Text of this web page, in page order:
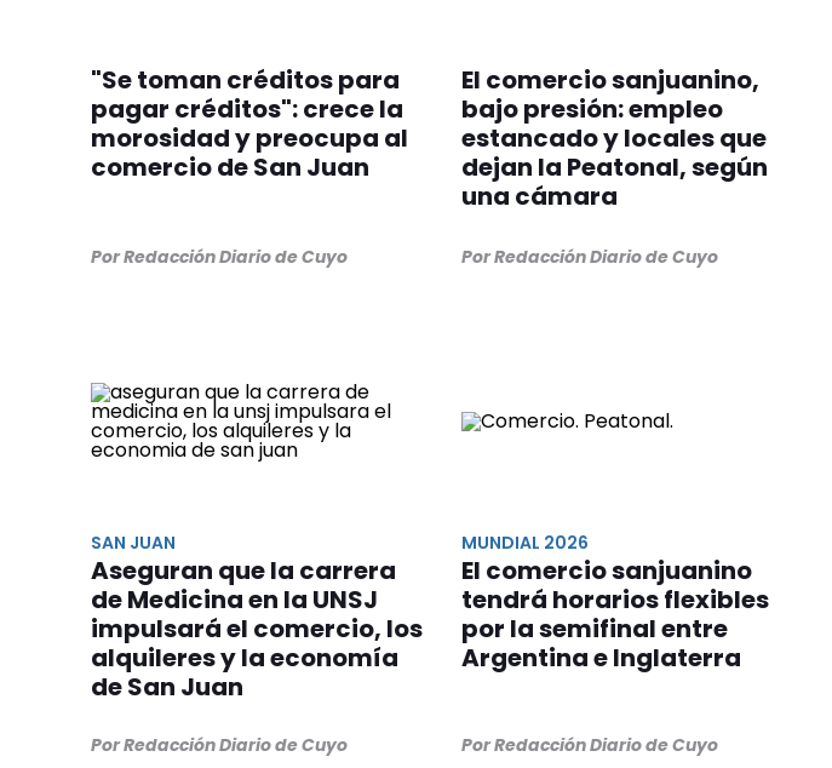
"Se toman créditos para
pagar créditos": crece la
morosidad y preocupa al
comercio de San Juan
Por Redacción Diario de Cuyo
El comercio sanjuanino,
bajo presión: empleo
estancado y locales que
dejan la Peatonal, según
una cámara
Por Redacción Diario de Cuyo
SAN JUAN
Aseguran que la carrera
de Medicina en la UNSJ
impulsará el comercio, los
alquileres y la economía
de San Juan
Por Redacción Diario de Cuyo
MUNDIAL 2026
El comercio sanjuanino
tendrá horarios flexibles
por la semifinal entre
Argentina e Inglaterra
Por Redacción Diario de Cuyo